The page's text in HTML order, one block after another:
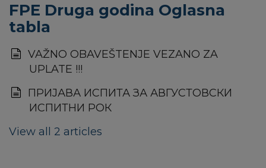
FPE Druga godina Oglasna
tabla
VAŽNO OBAVEŠTENJE VEZANO ZA
UPLATE !!!
ПРИЈАВА ИСПИТА ЗА АВГУСТОВСКИ
ИСПИТНИ РОК
View all 2 articles